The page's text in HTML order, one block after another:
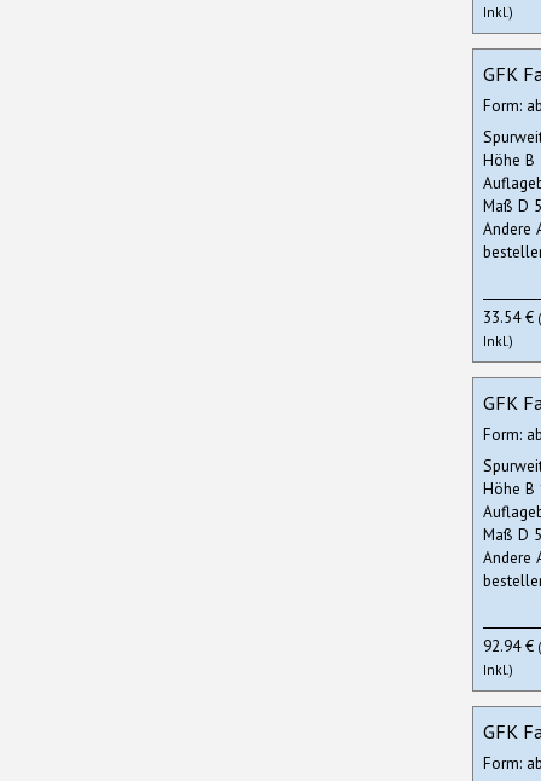
Inkl.)
GFK
Form:
Höhe B
Maß D
Andere
33.54 €
Inkl.)
GFK
Form:
Höhe B
Maß D
Andere
92.94 €
Inkl.)
GFK
Form: